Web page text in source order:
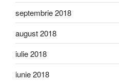
septembrie 2018
august 2018
iulie 2018
iunie 2018